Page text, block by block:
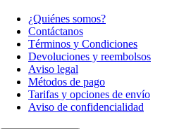
¿Quiénes somos?
Contáctanos
Términos y Condiciones
Devoluciones y reembolsos
Aviso legal
Métodos de pago
Tarifas y opciones de envío
Aviso de confidencialidad